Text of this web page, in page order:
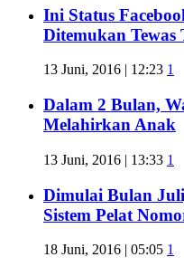
Ini Status
Ditemukan Tewas
13 Juni, 2016 | 12:23 1
Dalam 2 Bulan,
Melahirkan Anak
13 Juni, 2016 | 13:33 1
Dimulai Bulan
Sistem Pelat
18 Juni, 2016 | 05:05 1